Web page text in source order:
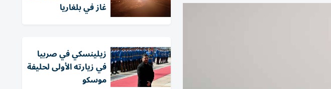
غاز في بلغاريا
زيلينسكي في صربيا
في زيارته الأولى لحليفة
موسكو